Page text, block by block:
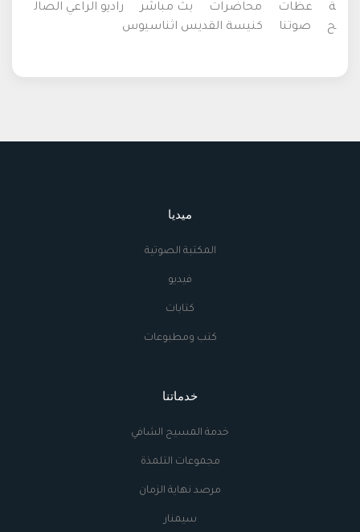
ة
عظات محاضرات بث مباشر
راديو الراعي الصال
ح
صوتنا كنيسة القديس اثناسيوس
ميديا
المكتبة الصوتية
فيديو
كتابات
كتب ومطبوعات
خدماتنا
خدمة المسيح الشافي
مجموعات التلمذة
مرصد نهاية الزمان
سيمنار